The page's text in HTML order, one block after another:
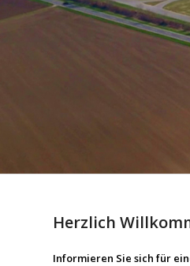
Herzlich
Informieren Sie sich für